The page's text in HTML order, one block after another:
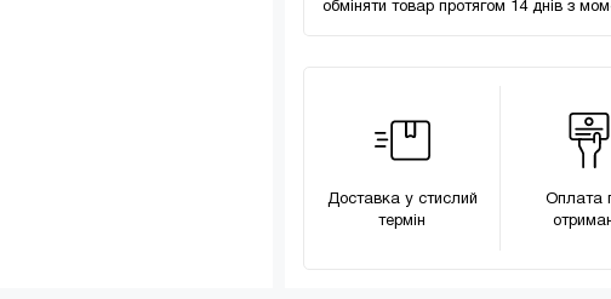
обміняти товар протягом 14 днів з
Доставка у стислий
термін
Оплата